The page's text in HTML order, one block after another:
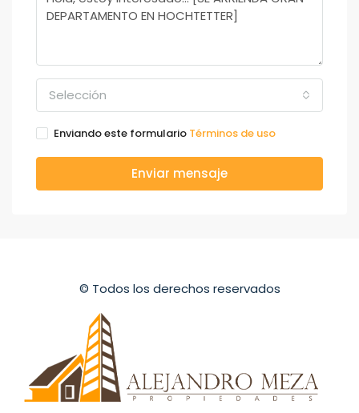
Selección
Enviando este formulario Términos de uso
Enviar mensaje
© Todos los derechos reservados